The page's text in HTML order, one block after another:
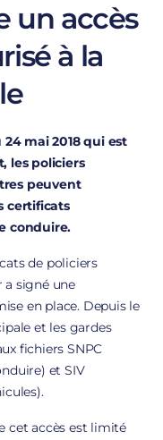
un accès
à la
mai 2018 qui est
les policiers
peuvent
certificats
conduire.
de policiers
a signé une
en place. Depuis le
et les gardes
fichiers SNPC
et SIV
cet accès est limité